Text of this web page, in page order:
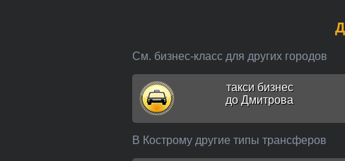
См. бизнес-класс для других городов
такси бизнес
до Дмитрова
В Кострому другие типы трансферов